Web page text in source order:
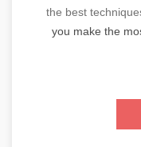
the best
you make the